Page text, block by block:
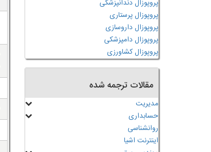
پروپوزال دندانپزشکی
پروپوزال پرستاری
پروپوزال داروسازی
پروپوزال دامپزشکی
پروپوزال کشاورزی
مقالات ترجمه شده
مدیریت
حسابداری
روانشناسی
اینترنت اشیا